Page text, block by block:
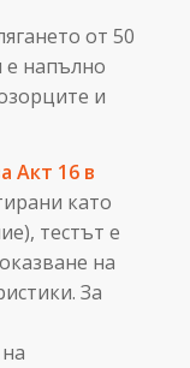
от 50
е напълно
и
Акт 16 в
като
тестът е
на
За